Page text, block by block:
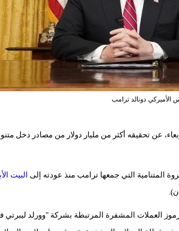
الأميركي دونالد ترامب
عن تحقيقه أكثر من مليار دولار من مصادر دخل
البيت
526 مليون دولار من مبيعات رموز العملات المشفرة المرتبطة بشركة "وورلد